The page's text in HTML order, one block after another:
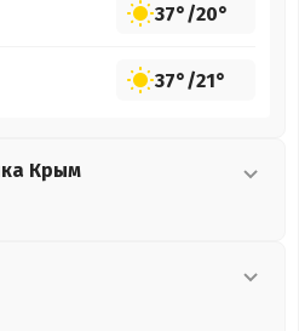
37°/20°
37°/21°
Крым